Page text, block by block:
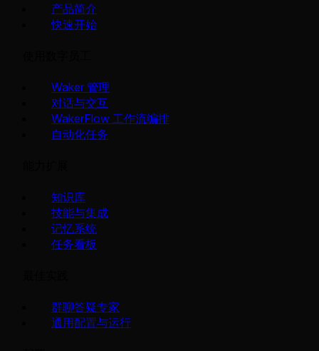
产品简介
快速开始
Waker 管理
对话与交互
WakerFlow 工作流编排
自动化任务
知识库
技能与集成
记忆系统
任务看板
群聊答疑专家
通用配置与运行